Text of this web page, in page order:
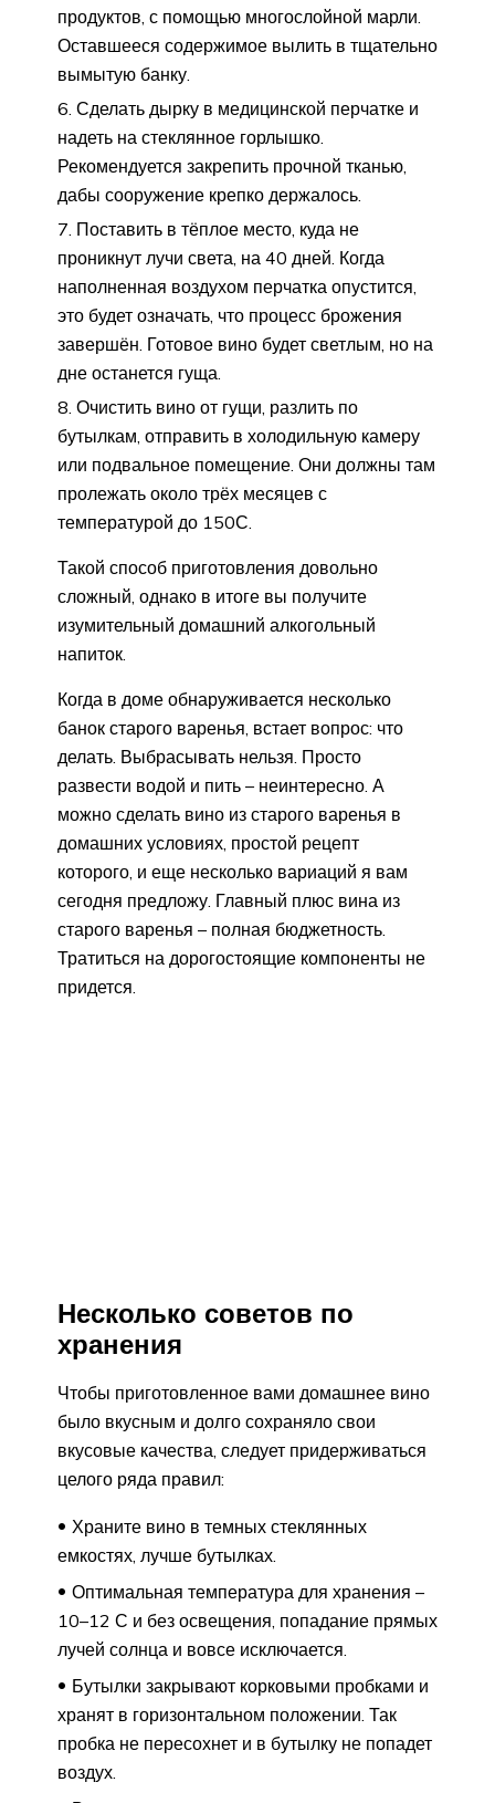
продуктов, с помощью многослойной марли.
Оставшееся содержимое вылить в тщательно
вымытую банку.
Сделать дырку в медицинской перчатке и
надеть на стеклянное горлышко.
Рекомендуется закрепить прочной тканью,
дабы сооружение крепко держалось.
Поставить в тёплое место, куда не
проникнут лучи света, на 40 дней. Когда
наполненная воздухом перчатка опустится,
это будет означать, что процесс брожения
завершён. Готовое вино будет светлым, но на
дне останется гуща.
Очистить вино от гущи, разлить по
бутылкам, отправить в холодильную камеру
или подвальное помещение. Они должны там
пролежать около трёх месяцев с
температурой до 150С.
Такой способ приготовления довольно
сложный, однако в итоге вы получите
изумительный домашний алкогольный
напиток.
Когда в доме обнаруживается несколько
банок старого варенья, встает вопрос: что
делать. Выбрасывать нельзя. Просто
развести водой и пить – неинтересно. А
можно сделать вино из старого варенья в
домашних условиях, простой рецепт
которого, и еще несколько вариаций я вам
сегодня предложу. Главный плюс вина из
старого варенья – полная бюджетность.
Тратиться на дорогостоящие компоненты не
придется.
Несколько советов по
хранения
Чтобы приготовленное вами домашнее вино
было вкусным и долго сохраняло свои
вкусовые качества, следует придерживаться
целого ряда правил:
Храните вино в темных стеклянных
емкостях, лучше бутылках.
Оптимальная температура для хранения –
10–12 С и без освещения, попадание прямых
лучей солнца и вовсе исключается.
Бутылки закрывают корковыми пробками и
хранят в горизонтальном положении. Так
пробка не пересохнет и в бутылку не попадет
воздух.